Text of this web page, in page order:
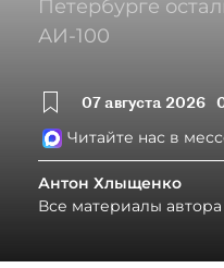
Петербурге
АИ-100
07 августа 2026
Читайте нас в
Антон Хлыщенко
Все материалы автора